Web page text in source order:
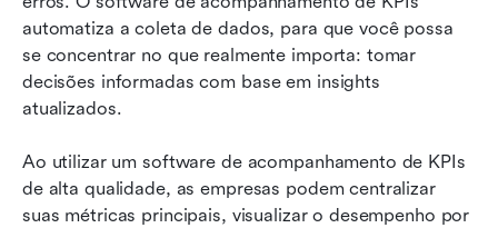
automatiza a coleta de dados, para que você possa
se concentrar no que realmente importa: tomar
decisões informadas com base em insights
atualizados.
Ao utilizar um software de acompanhamento de KPIs
de alta qualidade, as empresas podem centralizar
suas métricas principais, visualizar o desempenho por